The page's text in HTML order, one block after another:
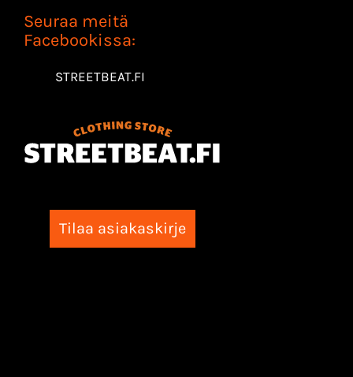
Seuraa meitä
Facebookissa:
STREETBEAT.FI